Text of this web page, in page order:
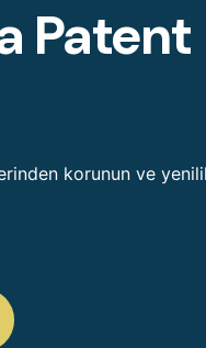
Patent
korunun ve